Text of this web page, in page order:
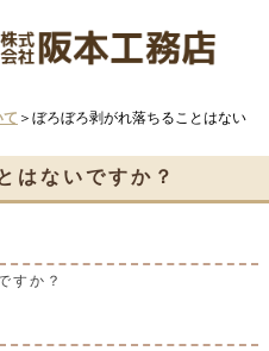
て ＞ぼろぼろ剥がれ落ちることはない
はないですか？
すか？